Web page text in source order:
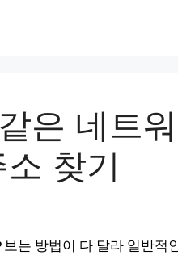
은 네트
찾기
는 방법이 다 달라 일반적